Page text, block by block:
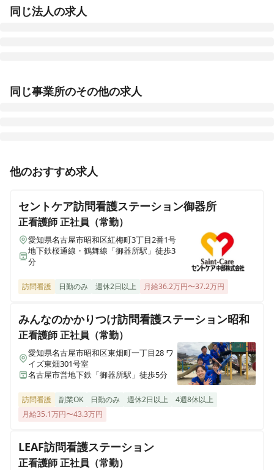
同じ法人の求人
愛知県豊田市浄水町原山277
医療施設型ホスピス 医心館府中
医療施設型ホスピス 医心館加古川
兵庫県加古川市加古川町北在家2315番地の1
医療施設型ホスピス 医心館南草津
医療施設型ホスピス 医心館所沢
埼玉県所沢市大字北秋津８２２番
医療施設型ホスピス 医心館経堂
東京都世田谷区宮坂三丁目2-8
株式会社アンビスホールディングス 本社
東京都中央区京橋一丁目6-1 三井住友海上テプコビル 7階
医療施設型ホスピス 医心館瑞江
東京都江戸川区南篠崎町4丁目17番1号
同じ事業所のその他の求人
正看護師 正社員（常勤）
【名古屋市昭和区】夜勤・オンコールなし◎月給52.1万
正看護師 正社員（常勤）
【名古屋市昭和区】夜勤・オンコールなし◎月給43.7万
円～◎看護知識を活かした地域連携看護師のお仕事
他のおすすめ求人
セントケア訪問看護ステーション御器所
正看護師正社員（常勤）
愛知県名古屋市昭和区紅梅町3丁目2番1号
地下鉄桜通線・鶴舞線「御器所駅」徒歩3
分
訪問看護 日勤のみ 週休2日以上 月給36.2万円〜37.2万円
みんなのかかりつけ訪問看護ステーション昭和
正看護師正社員（常勤）
愛知県名古屋市昭和区東畑町一丁目28 ワ
イズ東畑301号室
名古屋市営地下鉄「御器所駅」徒歩5分
訪問看護 副業OK 日勤のみ 週休2日以上
4週8休以上
月給35.1万円〜43.3万円
LEAF訪問看護ステーション
正看護師正社員（常勤）